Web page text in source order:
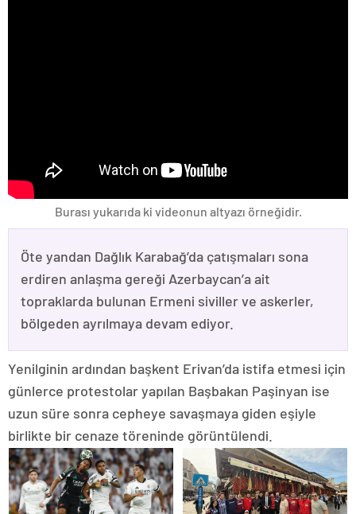
Burası yukarıda ki videonun altyazı örneğidir.
Öte yandan Dağlık Karabağ’da çatışmaları sona
erdiren anlaşma gereği Azerbaycan’a ait
topraklarda bulunan Ermeni siviller ve askerler,
bölgeden ayrılmaya devam ediyor.
Yenilginin ardından başkent Erivan’da istifa etmesi için
günlerce protestolar yapılan Başbakan Paşinyan ise
uzun süre sonra cepheye savaşmaya giden eşiyle
birlikte bir cenaze töreninde görüntülendi.